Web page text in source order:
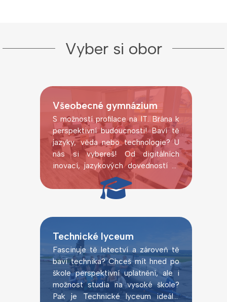
Vyber si obor
Všeobecné gymnázium
S možností profilace na IT. Brána k
perspektivní budoucnosti! Baví tě
jazyky, věda nebo technologie? U
nás si vybereš! Od digitálních
inovací, jazykových dovedností až
po laboratorní pokusy.
Technické lyceum
Fascinuje tě letectví a zároveň tě
baví technika? Chceš mít hned po
škole perspektivní uplatnění, ale i
možnost studia na vysoké škole?
Pak je Technické lyceum ideální